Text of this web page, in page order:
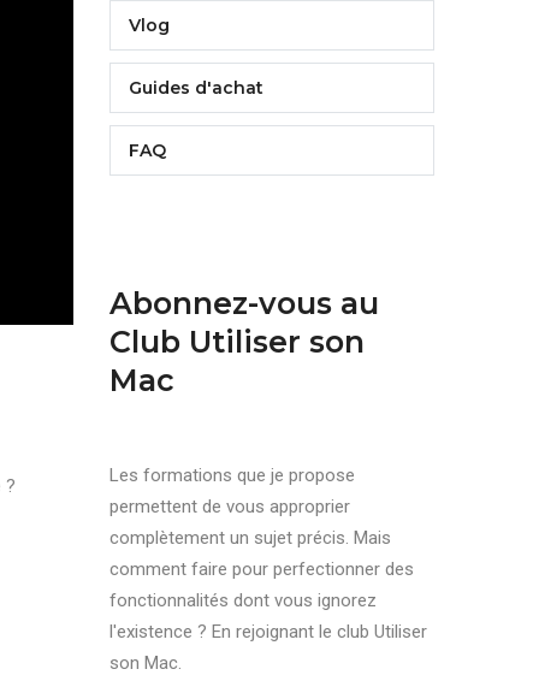
?
Vlog
Guides d'achat
FAQ
Abonnez-vous au
Club Utiliser son
Mac
Les formations que je propose
permettent de vous approprier
complètement un sujet précis. Mais
comment faire pour perfectionner des
fonctionnalités dont vous ignorez
l'existence ? En rejoignant le club Utiliser
son Mac.